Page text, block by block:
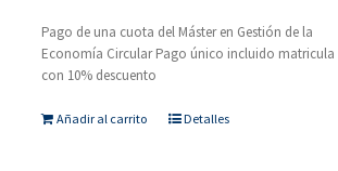
Pago de una cuota del Máster en Gestión de la
Economía Circular Pago único incluido matricula
con 10% descuento
Añadir al carrito Detalles